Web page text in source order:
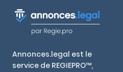
Annonces.legal est le
service de REGIEPRO™,